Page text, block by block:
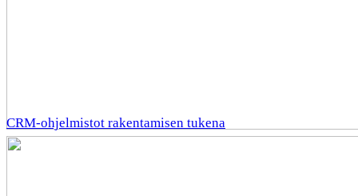
CRM-ohjelmistot rakentamisen tukena